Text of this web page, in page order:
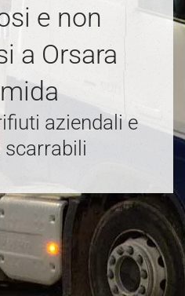
e non
a Orsara
aziendali e